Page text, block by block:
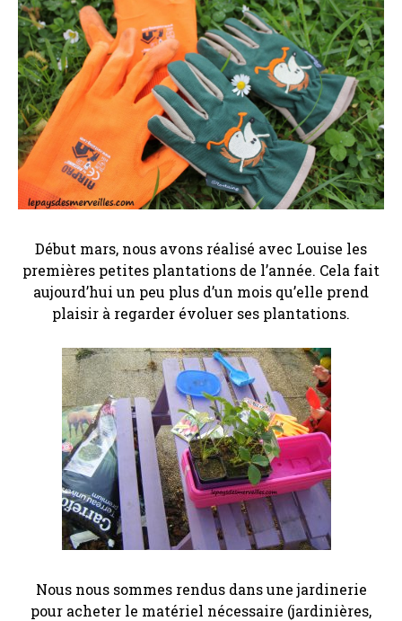
Début mars, nous avons réalisé avec Louise les
premières petites plantations de l’année. Cela fait
aujourd’hui un peu plus d’un mois qu’elle prend
plaisir à regarder évoluer ses plantations.
Nous nous sommes rendus dans une jardinerie
pour acheter le matériel nécessaire (jardinières,